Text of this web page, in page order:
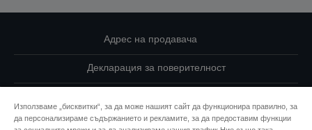
Адрес на продавача
Декларация за поверителност
Свържете се с нас за Вашите данни
Използваме „бисквитки“, за да може нашият сайт да функционира правилно, за
да персонализираме съдържанието и рекламите, за да предоставим функции